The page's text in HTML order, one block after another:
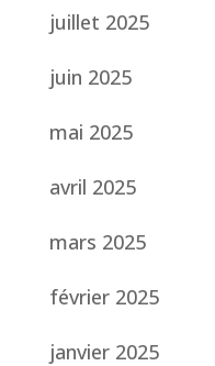
juillet 2025
juin 2025
mai 2025
avril 2025
mars 2025
février 2025
janvier 2025